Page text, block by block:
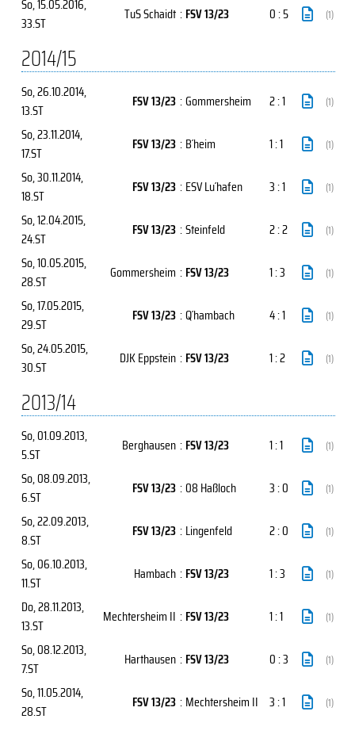
So, 15.05.2016,
33.ST
TuS Schaidt : FSV 13/23 0 : 5 (1)
2014/15
So, 26.10.2014,
13.ST
FSV 13/23 :Gommersheim 2 : 1 (1)
So, 23.11.2014,
17.ST
FSV 13/23 : B´heim 1 : 1 (1)
So, 30.11.2014,
18.ST
FSV 13/23 : ESV Lu´hafen 3 : 1 (1)
So, 12.04.2015,
24.ST
FSV 13/23 :Steinfeld 2 : 2 (1)
So, 10.05.2015,
28.ST
Gommersheim : FSV 13/23 1 : 3 (1)
So, 17.05.2015,
29.ST
FSV 13/23 :Q´hambach 4 : 1 (1)
So, 24.05.2015,
30.ST
DJK Eppstein : FSV 13/23 1 : 2 (1)
2013/14
So, 01.09.2013,
5.ST
Berghausen : FSV 13/23 1 : 1 (1)
So, 08.09.2013,
6.ST
FSV 13/23 :08 Haßloch 3 : 0 (1)
So, 22.09.2013,
8.ST
FSV 13/23 : Lingenfeld 2 : 0 (1)
So, 06.10.2013,
11.ST
Hambach : FSV 13/23 1 : 3 (1)
Do, 28.11.2013,
13.ST
Mechtersheim II : FSV 13/23 1 : 1 (1)
So, 08.12.2013,
7.ST
Harthausen : FSV 13/23 0 : 3 (1)
So, 11.05.2014,
28.ST
FSV 13/23 : Mechtersheim II 3 : 1 (1)